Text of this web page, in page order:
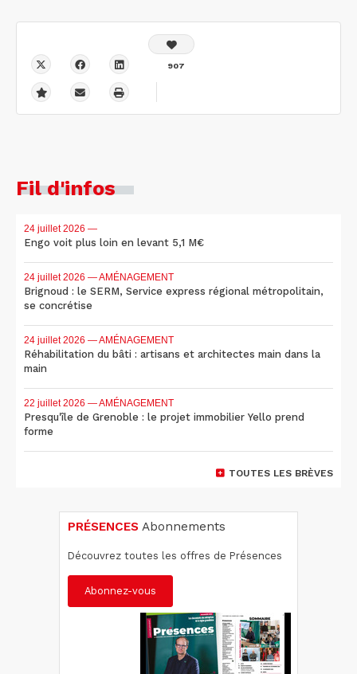
907
Fil d'infos
24 juillet 2026 —
Engo voit plus loin en levant 5,1 M€
24 juillet 2026 — AMÉNAGEMENT
Brignoud : le SERM, Service express régional métropolitain,
se concrétise
24 juillet 2026 — AMÉNAGEMENT
Réhabilitation du bâti : artisans et architectes main dans la
main
22 juillet 2026 — AMÉNAGEMENT
Presqu'île de Grenoble : le projet immobilier Yello prend
forme
TOUTES LES BRÈVES
PRÉSENCES Abonnements
Découvrez toutes les offres de Présences
Abonnez-vous